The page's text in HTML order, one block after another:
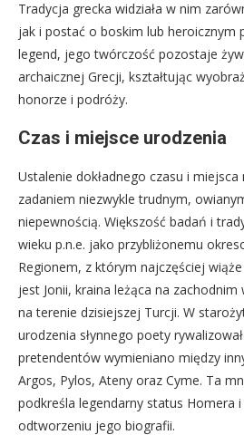
Tradycja grecka widziała w nim
jak i postać o boskim lub heroicznym
legend, jego twórczość pozostaje
archaicznej Grecji, kształtując
honorze i podróży.
Czas i miejsce urodzenia
Ustalenie dokładnego czasu i
zadaniem niezwykle trudnym,
niepewnością. Większość badań i
wieku p.n.e. jako przybliżonemu
Regionem, z którym najczęściej
jest Jonii, kraina leżąca na
na terenie dzisiejszej Turcji. W
urodzenia słynnego poety
pretendentów wymieniano między
Argos, Pylos, Ateny oraz Cyme. Ta
podkreśla legendarny status Homera
odtworzeniu jego biografii.